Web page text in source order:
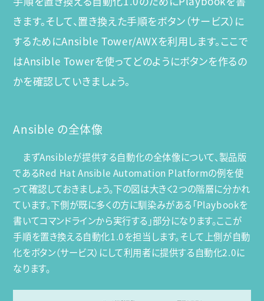
きます。そして、置き換えた手順をボタン（サービス）に
するためにAnsible Tower/AWXを利用します。ここで
はAnsible Towerを使ってどのようにボタンを作るの
かを確認していきましょう。
Ansible の全体像
まずAnsibleが提供する自動化の全体像について、製品版
であるRed Hat Ansible Automation Platformの例を使
って確認しておきましょう。下の図は大きく2つの階層に分かれ
ています。下側が既に多くの方に馴染みがある「Playbookを
書いてコマンドラインから実行する」部分になります。ここが
手順を置き換える自動化1.0を担当します。そして上側が自動
化をボタン（サービス）にして利用者に提供する自動化2.0に
なります。